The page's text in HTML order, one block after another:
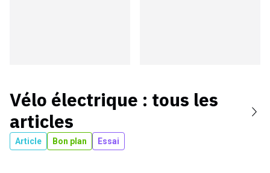
Vélo électrique : tous les
articles
Article Bon plan Essai